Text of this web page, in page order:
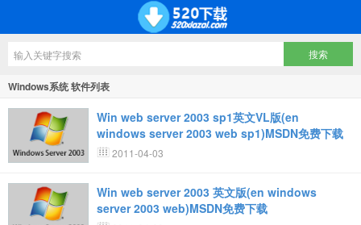
Windows系统 软件列表
Win web server 2003 sp1英文VL版(en
windows server 2003 web sp1)MSDN免费下载
2011-04-03
Win web server 2003 英文版(en windows
server 2003 web)MSDN免费下载